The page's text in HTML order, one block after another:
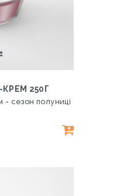
250Г
сезон полуниці